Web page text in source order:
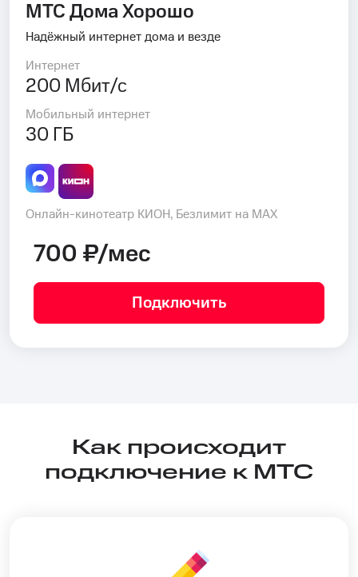
МТС Дома Хорошо
Надёжный интернет дома и везде
Интернет
200 Мбит/с
Мобильный интернет
30 ГБ
Онлайн-кинотеатр КИОН, Безлимит на MAX
700 ₽/мес
Подключить
Как происходит
подключение к МТС